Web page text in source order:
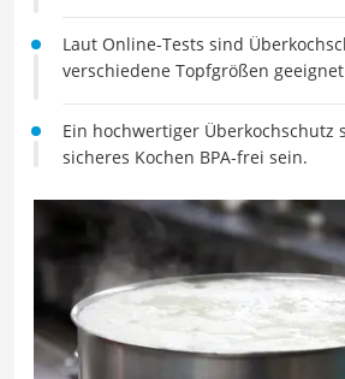
Laut Online-Tests sind
verschiedene Topfgrößen
Ein hochwertiger Überkochschutz
sicheres Kochen BPA-frei sein.